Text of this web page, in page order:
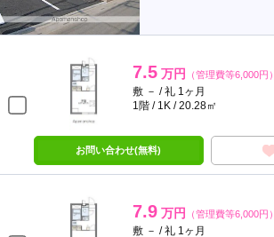
7.5 万円 （管理費等6,000円）
敷 － / 礼 1ヶ月
1階 / 1K / 20.28㎡
お問い合わせ(無料)
7.9 万円 （管理費等6,000円）
敷 － / 礼 1ヶ月